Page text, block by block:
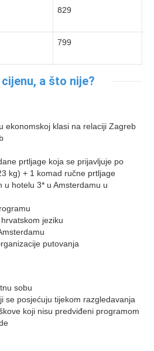
829
799
a što nije?
ekonomskoj klasi na relaciji Zagreb
prtljage koja se prijavljuje po
kg) + 1 komad ručne prtljage
u hotelu 3* u Amsterdamu u
jeziku
putovanja
sobu
se posjećuju tijekom razgledavanja
koji nisu predviđeni programom